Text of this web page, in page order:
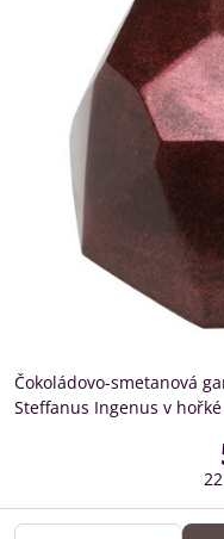
Čokoládovo-smetanová
Steffanus Ingenus v